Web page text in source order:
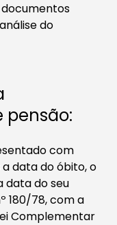
documentos
do
com
data do óbito, o
do seu
180/78, com a
Complementar